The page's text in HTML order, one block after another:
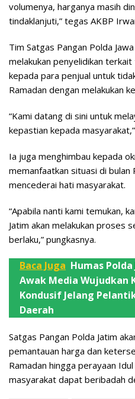
volumenya, harganya masih
tindaklanjuti,” tegas AKBP
Tim Satgas Pangan Polda
melakukan penyelidikan
kepada para penjual untuk
Ramadan dengan melakukan
“Kami datang di sini untuk
kepastian kepada
Ia juga menghimbau kepada
memanfaatkan situasi di bulan
mencederai hati masyarakat.
“Apabila nanti kami temukan,
Jatim akan melakukan proses
berlaku,” pungkasnya.
Baca Juga Humas
Awak Media Wujudkan
Kondusif Jelang
Daerah
Satgas Pangan Polda Jatim
pemantauan harga dan
Ramadan hingga perayaan
masyarakat dapat beribadah